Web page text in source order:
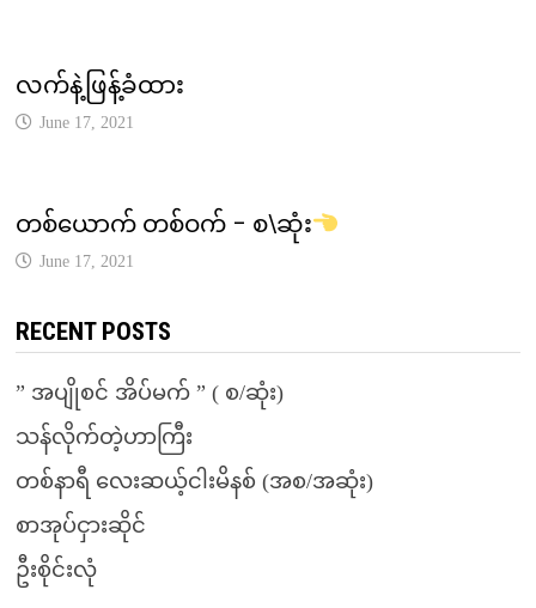
လက်နဲ့ဖြန့်ခံထား
June 17, 2021
တစ်ယောက် တစ်ဝက် – စ\ဆုံး
June 17, 2021
RECENT POSTS
” အပျိုစင် အိပ်မက် ” ( စ/ဆုံး)
သန်လိုက်တဲ့ဟာကြီး
တစ်နာရီ လေးဆယ့်ငါးမိနစ် (အစ/အဆုံး)
စာအုပ်ငှားဆိုင်
ဦးစိုင်းလုံ